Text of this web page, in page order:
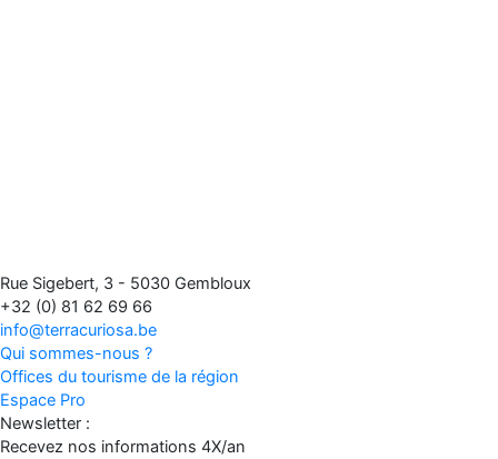
Rue Sigebert, 3 - 5030 Gembloux
+32 (0) 81 62 69 66
info@terracuriosa.be
Qui sommes-nous ?
Offices du tourisme de la région
Espace Pro
Newsletter :
Recevez nos informations 4X/an